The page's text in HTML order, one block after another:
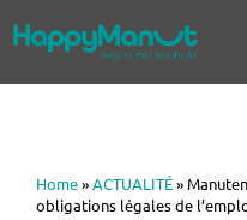
Home»ACTUALITÉ»
obligations légales de